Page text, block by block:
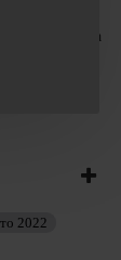
и размера на
или
2022